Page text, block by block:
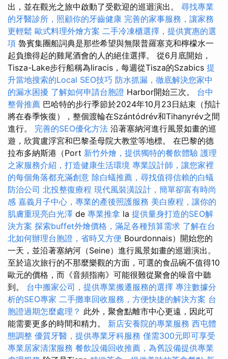
出，並在觀光之旅中啟動了受歡迎的巡迴演出。 尋找專業
的牙醫診所，照顧你的牙齒健康 完善的家事服務，讓家務
更輕鬆 歐式料理外燴方案 二手冷凍櫃選擇，提供實惠的選
項 魯賓集團船詞典是那些希望與無限普羅塞克和檸檬水一
起負擔得起的雞尾酒會的人的絕佳選擇。 從6月底開始，
Tisza-Lake步行船稱為Iiracis，每週從Tisza的Szabics 提
升當地搜索的Local SEO技巧 防水抓漏，徹底解決您家中
的漏水困擾 了解如何申請台胞證 Harbor開始三次。 台中
整骨推薦 巴哈特的步行季節於2024年10月23日結束（預計
將在春季恢復），整個渡輪在Szántódrév和Tihanyrév之間
進行。 完善的SEO優化方法 沿著塞納河進行風景如畫的巡
遊，欣賞盧浮宮和巴黎圣母院大教堂等地標。 在巴黎的德
拉布多納斯港（Port 新竹外燴，提供獨特的餐飲體驗 護理
之家服務介紹，打造健康生活環境 專業設計師，讓您家裡
的每個角落都充滿創意 除白蟻推薦，尋找值得信賴的白蟻
防治公司 北投整復療程 現代風裝潢設計，簡單卻富有時尚
感 嘉義月子中心，專業的產後照護服務 美白療程，讓你的
肌膚重現亮白光澤 de 專業推拿 la 提供量身打造的SEO解
決方案 探索buffet外燴價格，滿足各種預算需求 了解在台
北如何辦理台胞證，省時又方便 Bourdonnais）開始您的
一天，並沿著塞納河（Seine）進行風景如畫的巡迴演出。
至於這次旅行的不那麼樂觀的方面，可選的食品碗不值得10
歐元的價格，而《音頻指南》可能很難從聚會的噪音中聽
到。 台中搬家公司，提供專業搬遷服務的選擇 專注數據分
析的SEO專家 二手攤車回收服務，方便快捷的解決方案 台
胞證過期怎麼處理？ 此外，聚會點離市中心更遠，因此可
能需要更多的時間和精力。 新店安養院的專業服務 西屯體
態調整 優質牙醫，提供專業牙科服務 僅需300元即可享受
專業居家清潔服務 餐飲設備回收推薦，為舊設備提供專業